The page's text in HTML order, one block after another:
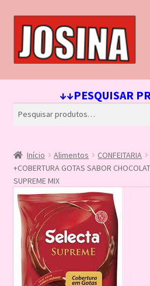
Pular
para
navegação
Pular
para
conteúdo
Início
Carrinho
Lista de Desejos
Loja
Minha conta
↓↓PESQUISAR
Início Alimentos CONFEITARIA
+COBERTURA GOTAS SABOR
SUPREME MIX